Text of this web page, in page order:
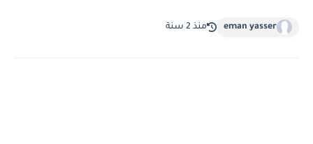
eman yasser منذ 2 سنة